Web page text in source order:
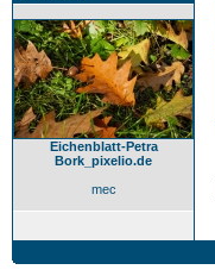
Eichenblatt-Petra
Bork_pixelio.de
mec